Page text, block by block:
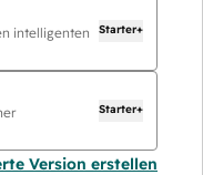
intelligenten
Starter+
Starter+
Version erstellen